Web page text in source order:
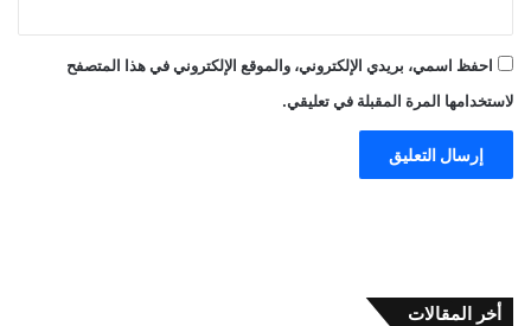
احفظ اسمي، بريدي الإلكتروني، والموقع الإلكتروني في هذا المتصفح
لاستخدامها المرة المقبلة في تعليقي.
أخر المقالات